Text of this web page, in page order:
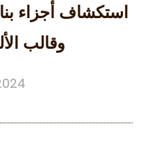
وقالب